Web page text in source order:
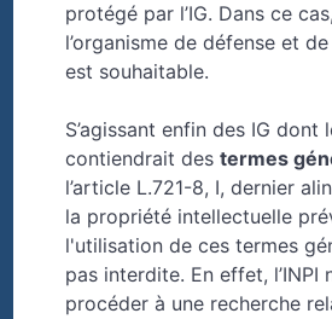
protégé par l’IG. Dans ce
l’organisme de défense et
est souhaitable.
S’agissant enfin des IG dont
contiendrait des termes
l’article L.721-8, I, dernier
la propriété intellectuelle
l'utilisation de ces termes
pas interdite. En effet, l’INPI
procéder à une recherche